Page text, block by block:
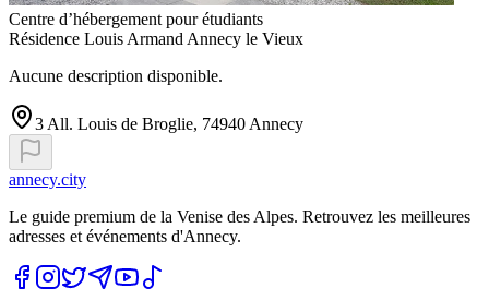
Centre d’hébergement pour étudiants
Résidence Louis Armand Annecy le Vieux
Aucune description disponible.
3 All. Louis de Broglie, 74940 Annecy
annecy.city
Le guide premium de la Venise des Alpes. Retrouvez les meilleures
adresses et événements d'Annecy.